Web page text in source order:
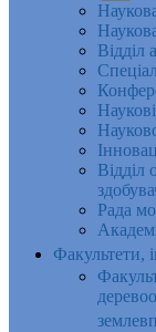
Відділ
Відділ
Рада
Факультети,